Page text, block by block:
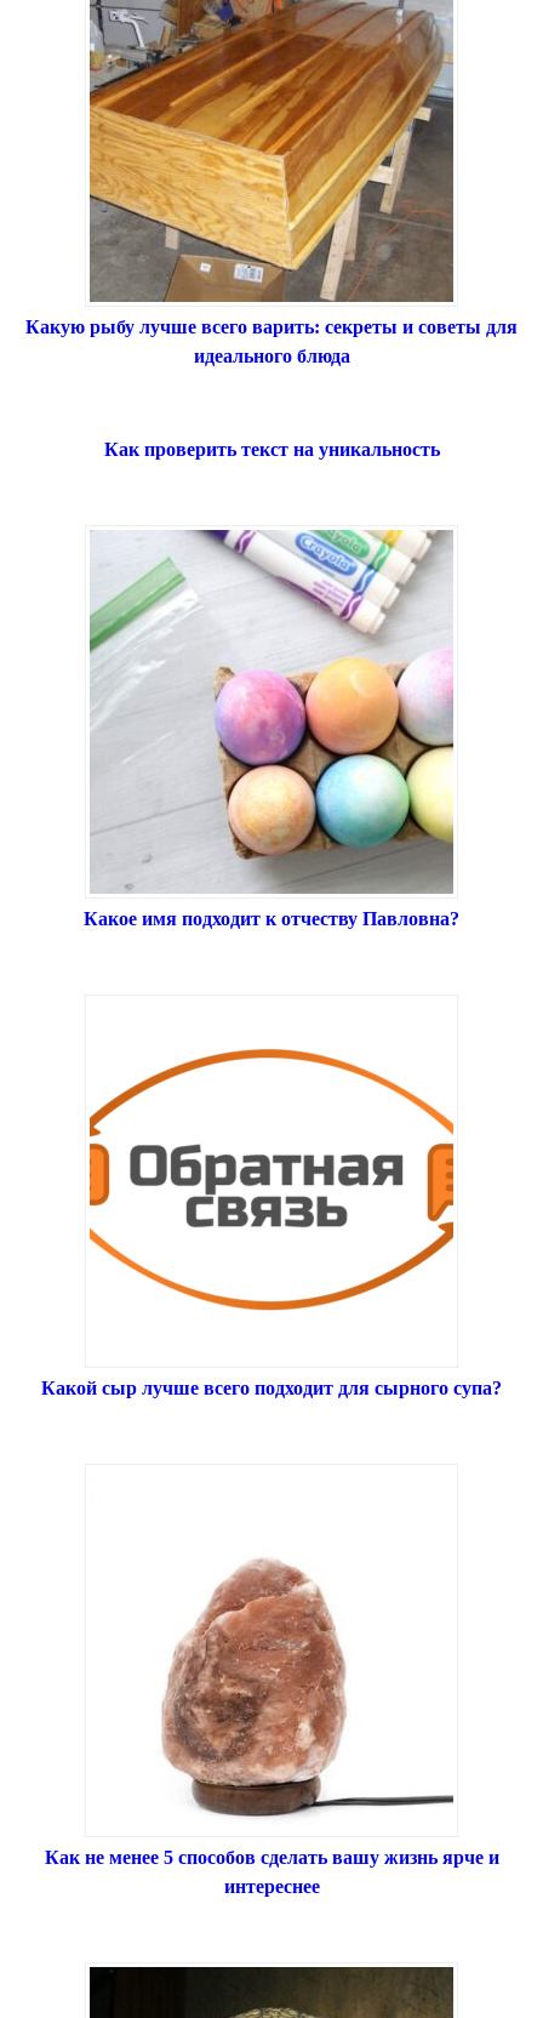
Какую рыбу лучше всего варить: секреты и советы для
идеального блюда
Как проверить текст на уникальность
Какое имя подходит к отчеству Павловна?
Какой сыр лучше всего подходит для сырного супа?
Как не менее 5 способов сделать вашу жизнь ярче и
интереснее